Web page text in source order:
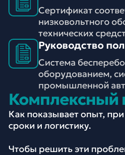
Сертификат
низковольтного
технических
Руководство
Система
оборудованием,
промышленной
Комплексный
Как показывает опыт,
сроки и логистику.
Чтобы решить эти